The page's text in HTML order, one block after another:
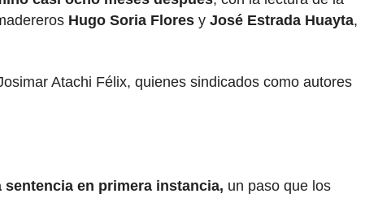
Hugo Soria Flores y José Estrada Huayta,
Atachi Félix, quienes sindicados como autores
en primera instancia, un paso que los